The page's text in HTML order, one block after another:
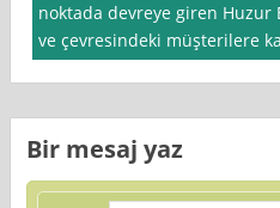
noktada devreye giren Huzur
ve çevresindeki müşterilere
Bir mesaj yaz